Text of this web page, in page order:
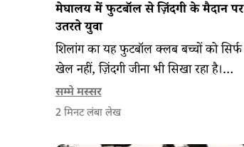
मेघालय में फुटबॉल से ज़िंदगी के मैदान पर
उतरते युवा
शिलांग का यह फुटबॉल क्लब बच्चों को सिर्फ
खेल नहीं, ज़िंदगी जीना भी सिखा रहा है।
देखिए मेघालय से हमारी यह कहानी।
सम्मे मस्सर
2मिनट लंबा लेख